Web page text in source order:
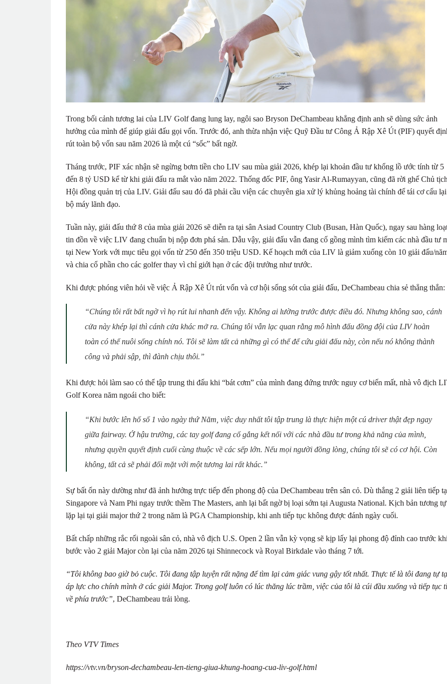
Trong bối cảnh tương lai của LIV Golf đang lung lay, ngôi sao Bryson DeChambeau khẳng định anh sẽ dùng sức ảnh
hưởng của mình để giúp giải đấu gọi vốn. Trước đó, anh thừa nhận việc Quỹ Đầu tư Công Ả Rập Xê Út (PIF) quyết
rút toàn bộ vốn sau năm 2026 là một cú “sốc” bất ngờ.
Tháng trước, PIF xác nhận sẽ ngừng bơm tiền cho LIV sau mùa giải 2026, khép lại khoản đầu tư khổng lồ ước tính từ 5
đến 8 tỷ USD kể từ khi giải đấu ra mắt vào năm 2022. Thống đốc PIF, ông Yasir Al-Rumayyan, cũng đã rời ghế Chủ tịch
Hội đồng quản trị của LIV. Giải đấu sau đó đã phải cầu viện các chuyên gia xử lý khủng hoảng tài chính để tái cơ cấu lại
bộ máy lãnh đạo.
Tuần này, giải đấu thứ 8 của mùa giải 2026 sẽ diễn ra tại sân Asiad Country Club (Busan, Hàn Quốc), ngay sau hàng
tin đồn về việc LIV đang chuẩn bị nộp đơn phá sản. Dẫu vậy, giải đấu vẫn đang cố gồng mình tìm kiếm các nhà đầu tư
tại New York với mục tiêu gọi vốn từ 250 đến 350 triệu USD. Kế hoạch mới của LIV là giảm xuống còn 10 giải đấu/
và chia cổ phần cho các golfer thay vì chỉ giới hạn ở các đội trưởng như trước.
Khi được phóng viên hỏi về việc Ả Rập Xê Út rút vốn và cơ hội sống sót của giải đấu, DeChambeau chia sẻ thẳng thắn:
“Chúng tôi rất bất ngờ vì họ rút lui nhanh đến vậy. Không ai lường trước được điều đó. Nhưng không sao, cánh
cửa này khép lại thì cánh cửa khác mở ra. Chúng tôi vẫn lạc quan rằng mô hình đấu đồng đội của LIV hoàn
toàn có thể nuôi sống chính nó. Tôi sẽ làm tất cả những gì có thể để cứu giải đấu này, còn nếu nó không thành
công và phải sập, thì đành chịu thôi.”
Khi được hỏi làm sao có thể tập trung thi đấu khi “bát cơm” của mình đang đứng trước nguy cơ biến mất, nhà vô địch
Golf Korea năm ngoái cho biết:
“Khi bước lên hố số 1 vào ngày thứ Năm, việc duy nhất tôi tập trung là thực hiện một cú driver thật đẹp ngay
giữa fairway. Ở hậu trường, các tay golf đang cố gắng kết nối với các nhà đầu tư trong khả năng của mình,
nhưng quyền quyết định cuối cùng thuộc về các sếp lớn. Nếu mọi người đồng lòng, chúng tôi sẽ có cơ hội. Còn
không, tất cả sẽ phải đối mặt với một tương lai rất khác.”
Sự bất ổn này dường như đã ảnh hưởng trực tiếp đến phong độ của DeChambeau trên sân cỏ. Dù thắng 2 giải liên tiếp
Singapore và Nam Phi ngay trước thềm The Masters, anh lại bất ngờ bị loại sớm tại Augusta National. Kịch bản tương tự
lặp lại tại giải major thứ 2 trong năm là PGA Championship, khi anh tiếp tục không được đánh ngày cuối.
Bất chấp những rắc rối ngoài sân cỏ, nhà vô địch U.S. Open 2 lần vẫn kỳ vọng sẽ kịp lấy lại phong độ đỉnh cao trước khi
bước vào 2 giải Major còn lại của năm 2026 tại Shinnecock và Royal Birkdale vào tháng 7 tới.
“Tôi không bao giờ bỏ cuộc. Tôi đang tập luyện rất nặng để tìm lại cảm giác vung gậy tốt nhất. Thực tế là tôi đang tự
áp lực cho chính mình ở các giải Major. Trong golf luôn có lúc thăng lúc trầm, việc của tôi là cúi đầu xuống và tiếp tục
về phía trước”, DeChambeau trải lòng.
Theo VTV Times
https://vtv.vn/bryson-dechambeau-len-tieng-giua-khung-hoang-cua-liv-golf.html